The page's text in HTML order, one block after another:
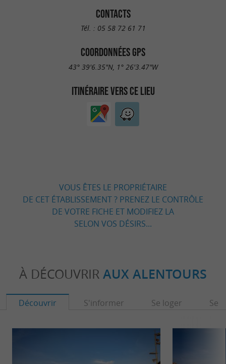
CONTACTS
Tél. : 05 58 72 61 71
COORDONNÉES GPS
43° 39'6.35"N, 1° 26'3.47"W
ITINÉRAIRE VERS CE LIEU
VOUS ÊTES LE PROPRIÉTAIRE
DE CET ÉTABLISSEMENT ? PRENEZ LE CONTRÔLE
DE VOTRE FICHE ET MODIFIEZ LA
SELON VOS DÉSIRS...
À DÉCOUVRIR AUX ALENTOURS
Découvrir S'informer Se loger Se